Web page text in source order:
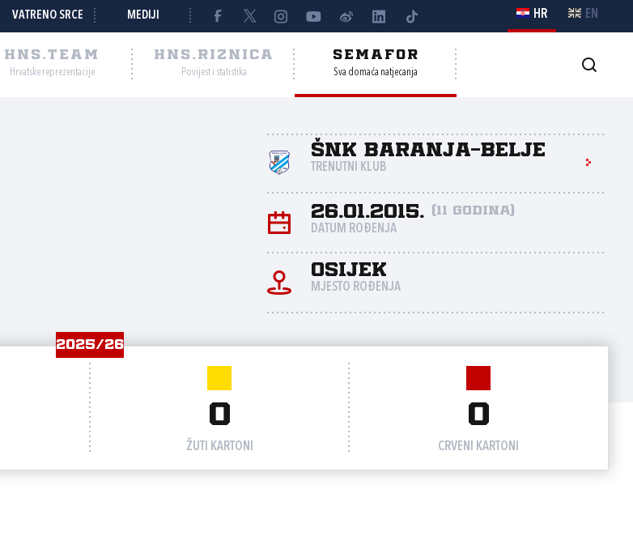
VATRENO SRCE MEDIJI HR EN
HNS.TEAM
Hrvatske reprezentacije
HNS.RIZNICA
Povijest i statistika
SEMAFOR
Sva domaća natjecanja
ŠNK Baranja-Belje
TRENUTNI KLUB
26.01.2015. (11 godina)
DATUM ROĐENJA
Osijek
MJESTO ROĐENJA
2025/26
0
ŽUTI KARTONI
0
CRVENI KARTONI